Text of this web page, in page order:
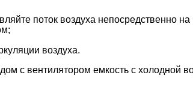
поток воздуха непосредственно на
воздуха.
с вентилятором емкость с холодной